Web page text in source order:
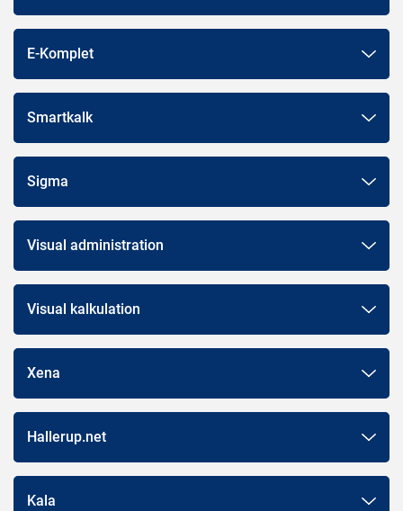
E-Komplet
Smartkalk
Sigma
Visual administration
Visual kalkulation
Xena
Hallerup.net
Kala